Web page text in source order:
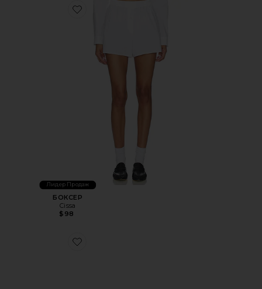
Favorite БОКСЕР
Лидер Продаж
БОКСЕР
Cissa
$98
Favorite ЛОУФЕРЫ GLACIER